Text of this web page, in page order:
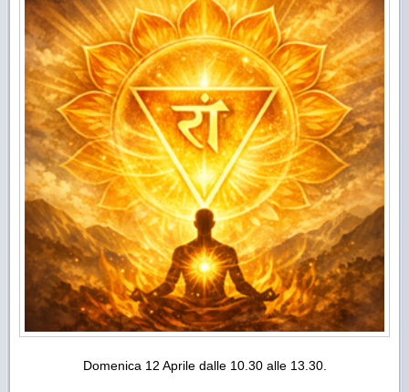
Domenica 12 Aprile dalle 10.30 alle 13.30.